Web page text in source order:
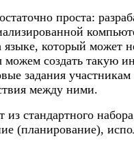
проста:
языке, который может
создать такую
задания
между ними.
из стандартного
(планирование),